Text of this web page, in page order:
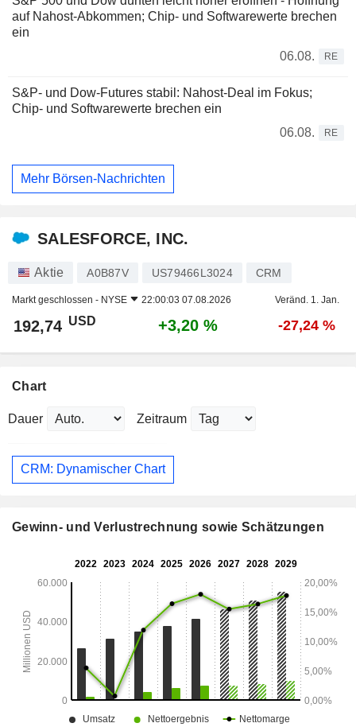
auf Nahost-Abkommen; Chip- und Softwarewerte brechen
ein
06.08.
RE
S&P- und Dow-Futures stabil: Nahost-Deal im Fokus;
Chip- und Softwarewerte brechen ein
06.08.
RE
Mehr Börsen-Nachrichten
SALESFORCE, INC.
Aktie A0B87V US79466L3024 CRM
Markt geschlossen - NYSE 22:00:03 07.08.2026 Veränd. 1. Jan.
192,74 USD +3,20 % -27,24 %
Chart
Dauer Zeitraum
CRM: Dynamischer Chart
Gewinn- und Verlustrechnung sowie Schätzungen